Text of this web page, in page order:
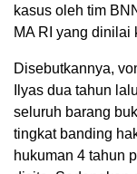
kasus oleh tim
MA RI yang dinilai
Disebutkannya,
Ilyas dua tahun
seluruh barang
tingkat banding
hukuman 4 tahun